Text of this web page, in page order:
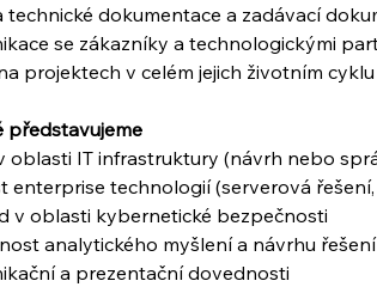
technické dokumentace a zadávací
se zákazníky a technologickými
projektech v celém jejich životním cyklu
představujeme
oblasti IT infrastruktury (návrh nebo
enterprise technologií (serverová
v oblasti kybernetické bezpečnosti
analytického myšlení a návrhu řešení
a prezentační dovednosti